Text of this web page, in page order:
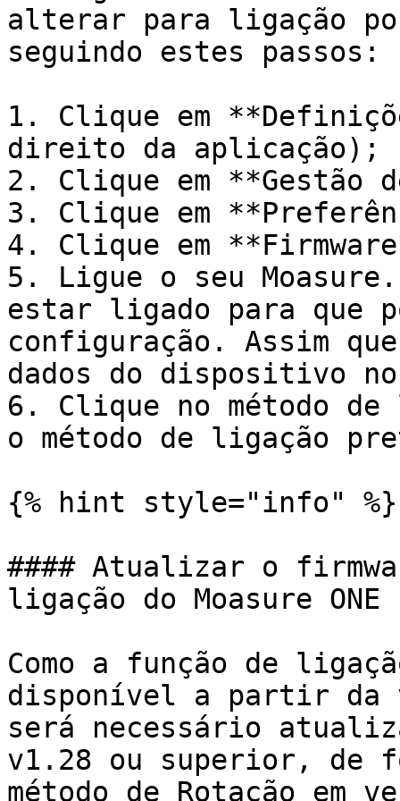
alterar para ligação
seguindo estes passos:
1. Clique em
direito da aplicação);
2. Clique em **Gestão
3. Clique em
4. Clique em
5. Ligue o seu
estar ligado para que
configuração. Assim
dados do dispositivo
6. Clique no método
o método de ligação
{% hint style="info" %}
#### Atualizar o
ligação do Moasure ONE
Como a função de
disponível a partir da
será necessário
v1.28 ou superior, de
método de Rotação em